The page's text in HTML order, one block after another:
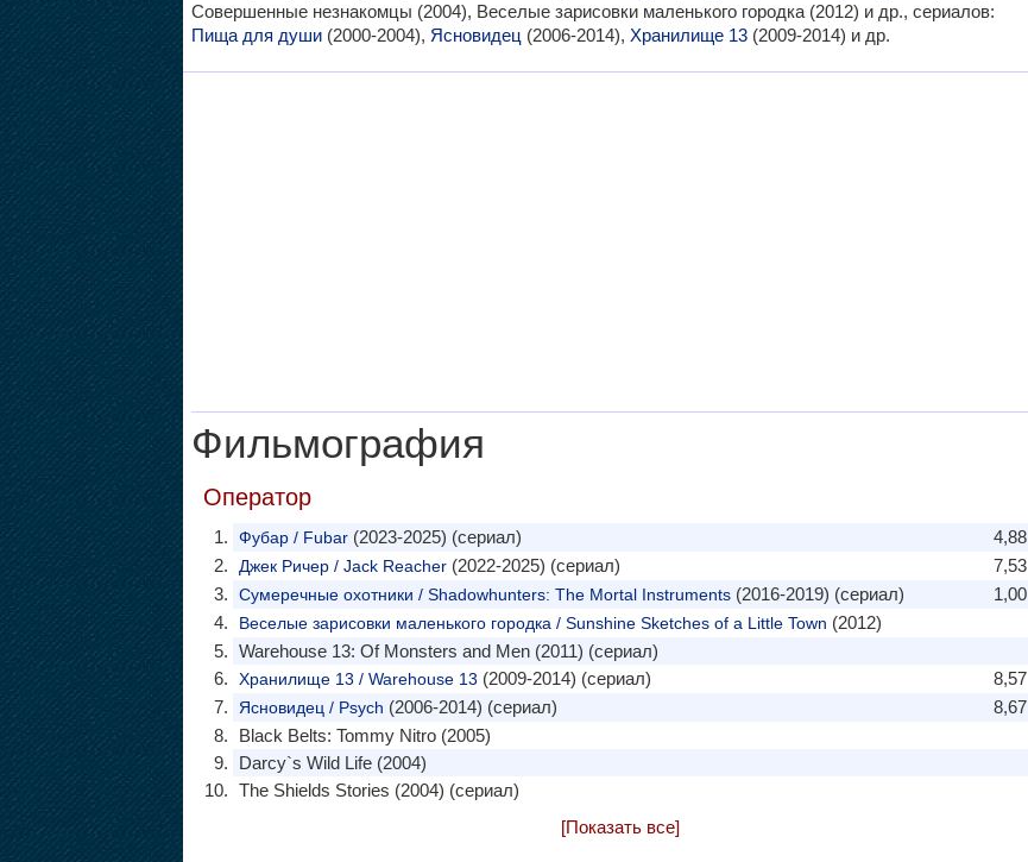
Совершенные незнакомцы (2004), Веселые зарисовки маленького городка (2012) и др., сериалов:
Пища для души(2000-2004), Ясновидец (2006-2014), Хранилище 13(2009-2014) и др.
Фильмография
Оператор
4,88
Фубар / Fubar(2023-2025) (сериал)
7,53
Джек Ричер / Jack Reacher(2022-2025) (сериал)
1,00
Сумеречные охотники / Shadowhunters: The Mortal Instruments(2016-2019) (сериал)
Веселые зарисовки маленького городка / Sunshine Sketches of a Little Town (2012)
Warehouse 13: Of Monsters and Men (2011) (сериал)
8,57
Хранилище 13 / Warehouse 13 (2009-2014) (сериал)
8,67
Ясновидец / Psych (2006-2014) (сериал)
Black Belts: Tommy Nitro (2005)
Darcy`s Wild Life (2004)
The Shields Stories (2004) (сериал)
[Показать все]